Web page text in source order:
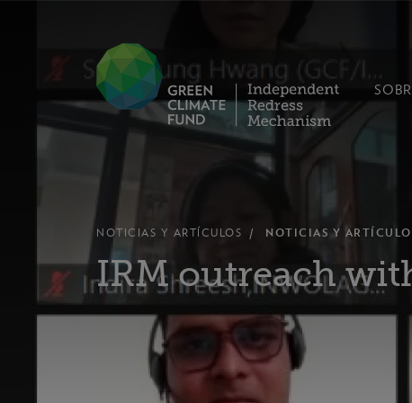
NOTICIAS Y ARTÍCULOS NOTICIAS Y
IRM outreach